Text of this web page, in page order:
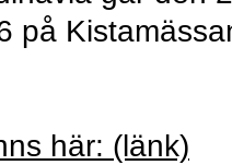
på
här: (länk)